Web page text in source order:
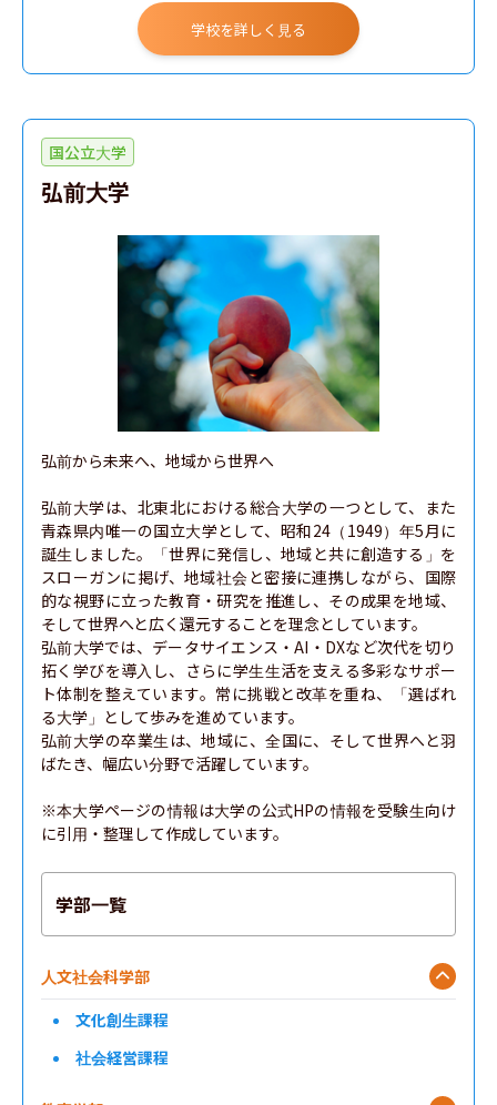
学校を詳しく見る
国公立大学
弘前大学
弘前から未来へ、地域から世界へ
弘前大学は、北東北における総合大学の一つとして、また
青森県内唯一の国立大学として、昭和24（1949）年5月に
誕生しました。「世界に発信し、地域と共に創造する」を
スローガンに掲げ、地域社会と密接に連携しながら、国際
的な視野に立った教育・研究を推進し、その成果を地域、
そして世界へと広く還元することを理念としています。
弘前大学では、データサイエンス・AI・DXなど次代を切り
拓く学びを導入し、さらに学生生活を支える多彩なサポー
ト体制を整えています。常に挑戦と改革を重ね、「選ばれ
る大学」として歩みを進めています。
弘前大学の卒業生は、地域に、全国に、そして世界へと羽
ばたき、幅広い分野で活躍しています。
※本大学ページの情報は大学の公式HPの情報を受験生向け
に引用・整理して作成しています。
学部一覧
人文社会科学部
文化創生課程
社会経営課程